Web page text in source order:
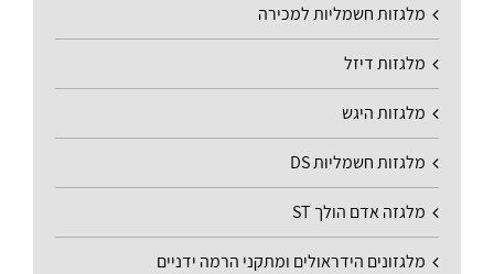
מלגזות חשמליות למכירה
מלגזות דיזל
מלגזות היגש
מלגזות חשמליות DS
מלגזה אדם הולך ST
מלגזונים הידראולים ומתקני הרמה ידניים